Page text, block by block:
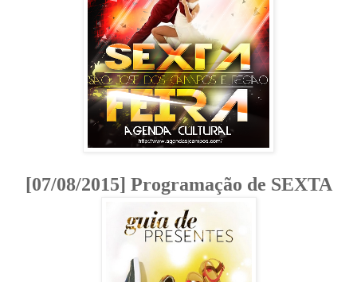
[07/08/2015] Programação de SEXTA